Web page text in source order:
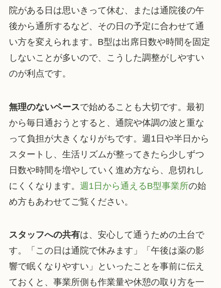
院がある日は思いきって休む、または通院後の午
後から通所するなど、その日の予定に合わせて通
い方を変えられます。B型は出席日数や時間を固定
しないことが多いので、こうした調整がしやすい
のが利点です。
無理のないペースで始めることも大切です。最初
から毎日通おうとすると、通院や体調の波と重な
って負担が大きくなりがちです。週1日や半日から
スタートし、生活リズムが整ってきたら少しずつ
日数や時間を増やしていく進め方なら、息切れし
にくくなります。 週1日から通えるB型事業所の始
め方もあわせてご覧ください。
スタッフへの共有は、安心して通うための土台で
す。「この日は通院で休みます」「午後は薬の影
響で眠くなりやすい」といったことを事前に伝え
ておくと、事業所側も作業量や休憩の取り方を一